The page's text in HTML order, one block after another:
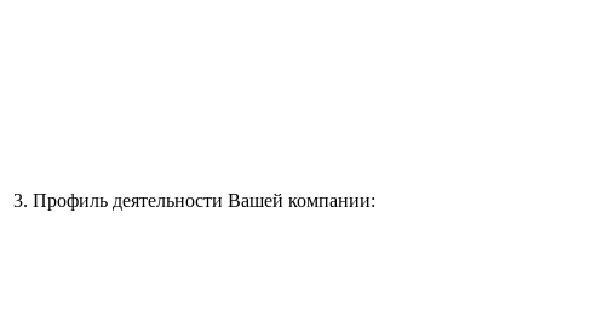
3. Профиль деятельности Вашей компании: